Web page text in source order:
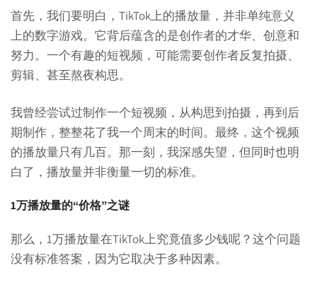
首先，我们要明白，TikTok上的播放量，并非单纯意义
上的数字游戏。它背后蕴含的是创作者的才华、创意和
努力。一个有趣的短视频，可能需要创作者反复拍摄、
剪辑、甚至熬夜构思。
我曾经尝试过制作一个短视频，从构思到拍摄，再到后
期制作，整整花了我一个周末的时间。最终，这个视频
的播放量只有几百。那一刻，我深感失望，但同时也明
白了，播放量并非衡量一切的标准。
1万播放量的“价格”之谜
那么，1万播放量在TikTok上究竟值多少钱呢？这个问题
没有标准答案，因为它取决于多种因素。